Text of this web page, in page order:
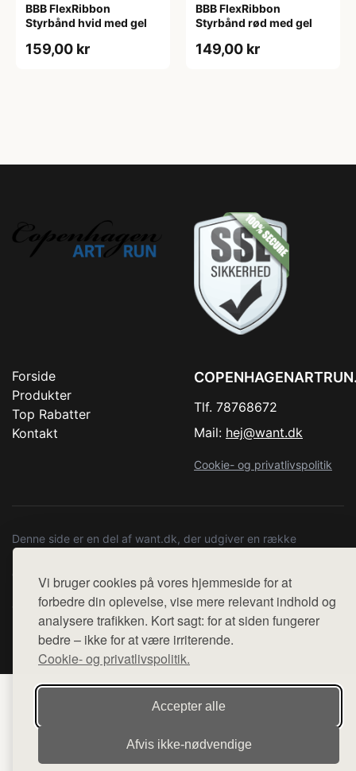
Vi bruger cookies på vores hjemmeside for at
forbedre din oplevelse, vise mere relevant indhold og
analysere trafikken. Kort sagt: for at siden fungerer
bedre – ikke for at være irriterende.
Cookie- og privatlivspolitik.
Accepter alle
Afvis ikke‑nødvendige
BBB FlexRibbon
Styrbånd hvid med gel
159,00 kr
BBB FlexRibbon
Styrbånd rød med gel
149,00 kr
Forside
Produkter
Top Rabatter
Kontakt
Tlf. 78768672
Mail: hej@want.dk
Cookie- og privatlivspolitik
Denne side er en del af want.dk, der udgiver en række
diverse webshops. Der sælges ikke varer fra denne side - vi
henviser til de shops, som sælger varen. Vi har heller ikke
varerne på lager.
© 2026 copenhagenartrun.dk. Alle rettigheder forbeholdes.